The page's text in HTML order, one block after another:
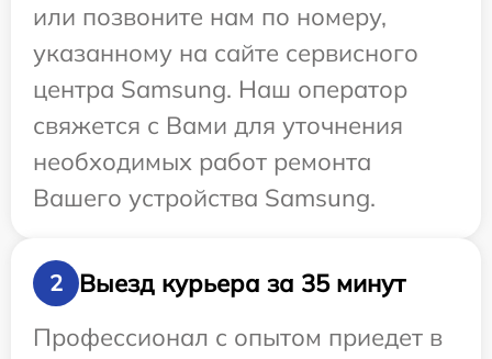
или позвоните нам по номеру,
указанному на сайте сервисного
центра Samsung. Наш оператор
свяжется с Вами для уточнения
необходимых работ ремонта
Вашего устройства Samsung.
2
Выезд курьера за 35 минут
Профессионал с опытом приедет в